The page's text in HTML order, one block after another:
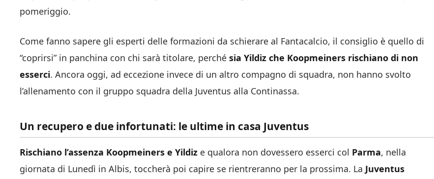
pomeriggio.
Come fanno sapere gli esperti delle formazioni da schierare al Fantacalcio, il consiglio è quello di
“coprirsi” in panchina con chi sarà titolare, perché sia Yildiz che Koopmeiners rischiano di non
esserci. Ancora oggi, ad eccezione invece di un altro compagno di squadra, non hanno svolto
l’allenamento con il gruppo squadra della Juventus alla Continassa.
Un recupero e due infortunati: le ultime in casa Juventus
Rischiano l’assenza Koopmeiners e Yildiz e qualora non dovessero esserci col Parma, nella
giornata di Lunedì in Albis, toccherà poi capire se rientreranno per la prossima. La Juventus